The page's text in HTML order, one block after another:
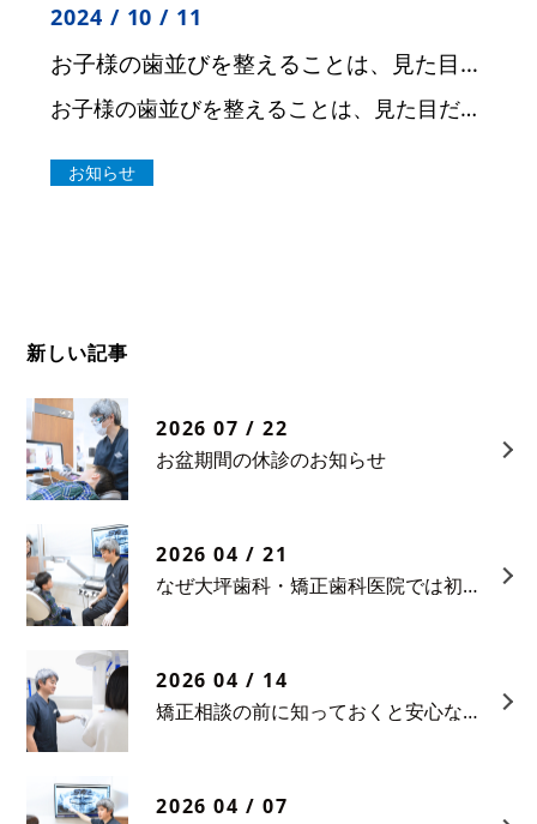
2024 / 10 / 11
お子様の歯並びを整えることは、見た目だけではなく、健康にも大きな影響を与えます
お子様の歯並びを整えることは、見た目だけではなく、健康にも大きな影響を与えます。 正しい噛み合わせは、食事をする際の効率を上げ、しっかりと栄養を吸収できることに繋がります。また、発音や顔の成長にも影響を与え、将来の健康的 […]
お知らせ
新しい記事
2026 07 / 22
お盆期間の休診のお知らせ
2026 04 / 21
なぜ大坪歯科・矯正歯科医院では初診相談料をいただいているのか
2026 04 / 14
矯正相談の前に知っておくと安心なポイント
2026 04 / 07